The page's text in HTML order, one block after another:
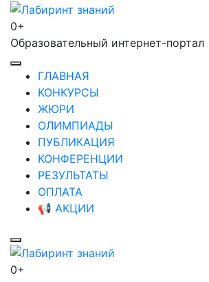
Перейти
содержимому
Enter)
Лабиринт знаний
0+
Образовательный интернет-портал
ГЛАВНАЯ
КОНКУРСЫ
ЖЮРИ
ОЛИМПИАДЫ
ПУБЛИКАЦИЯ
КОНФЕРЕНЦИИ
РЕЗУЛЬТАТЫ
ОПЛАТА
📢 АКЦИИ
Лабиринт знаний
0+